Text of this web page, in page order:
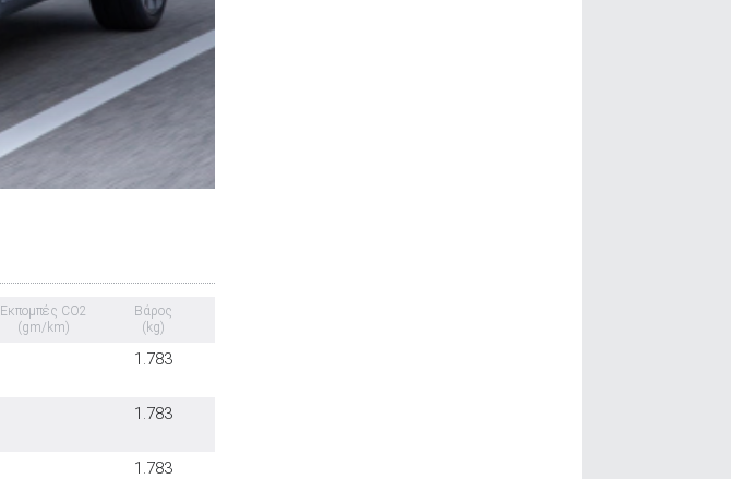
Εκπομπές CO2
(gm/km)
Βάρος
(kg)
1.783
1.783
1.783